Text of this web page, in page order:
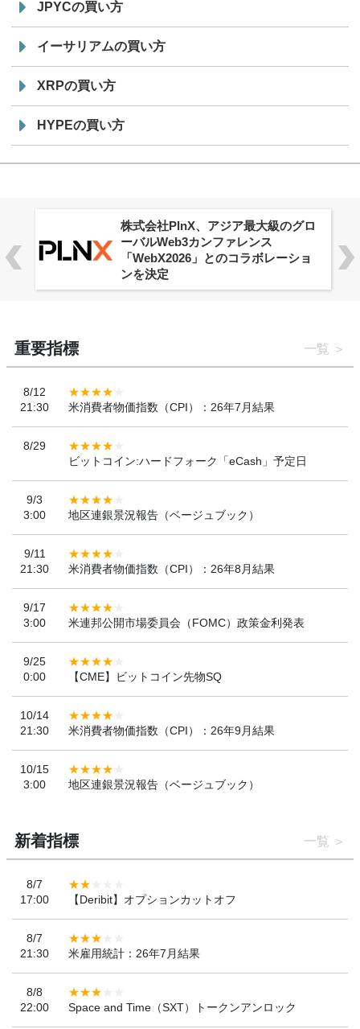
JPYCの買い方
イーサリアムの買い方
XRPの買い方
HYPEの買い方
株式会社PlnX、アジア最大級のグロ
ーバルWeb3カンファレンス
「WebX2026」とのコラボレーショ
ンを決定
重要指標 一覧
8/12
21:30
米消費者物価指数（CPI）：26年7月結果
8/29
ビットコイン:ハードフォーク「eCash」予定日
9/3
3:00
地区連銀景況報告（ベージュブック）
9/11
21:30
米消費者物価指数（CPI）：26年8月結果
9/17
3:00
米連邦公開市場委員会（FOMC）政策金利発表
9/25
0:00
【CME】ビットコイン先物SQ
10/14
21:30
米消費者物価指数（CPI）：26年9月結果
10/15
3:00
地区連銀景況報告（ベージュブック）
新着指標 一覧
8/7
17:00
【Deribit】オプションカットオフ
8/7
21:30
米雇用統計：26年7月結果
8/8
22:00
Space and Time（SXT）トークンアンロック